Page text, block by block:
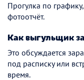
Прогулка по
фотоотчёт.
Как выгульщик
Это обсуждается
под расписку или
время.